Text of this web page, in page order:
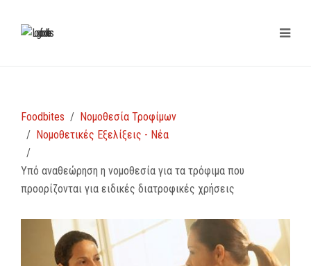
Foodbites
Νομοθεσία Τροφίμων
Νομοθετικές Εξελίξεις - Νέα
Υπό αναθεώρηση η νομοθεσία για τα τρόφιμα που
προορίζονται για ειδικές διατροφικές χρήσεις